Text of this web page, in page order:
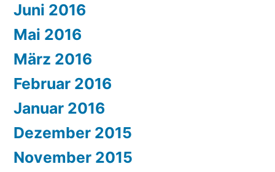
Juni 2016
Mai 2016
März 2016
Februar 2016
Januar 2016
Dezember 2015
November 2015